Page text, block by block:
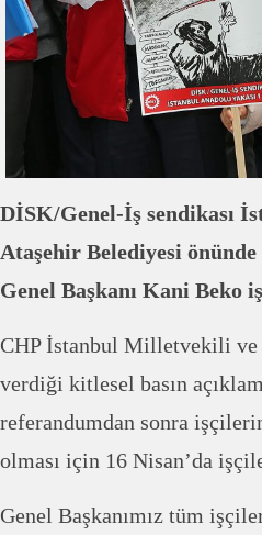
DİSK/Genel-İş sendikası
Ataşehir Belediyesi önünde
Genel Başkanı Kani Beko
CHP İstanbul Milletvekili ve
verdiği kitlesel basın
referandumdan sonra
olması için 16 Nisan’da
Genel Başkanımız tüm